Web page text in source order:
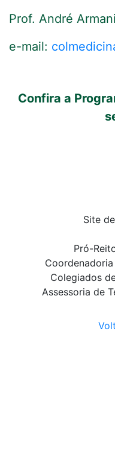
Prof. André Armani
e-mail:
Confira a
Site
Pró-
Colegiados
Assessoria de